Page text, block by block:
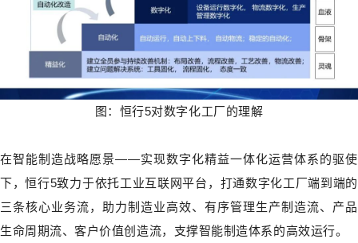
图：恒行5对数字化工厂的理解
在智能制造战略愿景——实现数字化精益一体化运营体系的驱使
下，恒行5致力于依托工业互联网平台，打通数字化工厂端到端的
三条核心业务流，助力制造业高效、有序管理生产制造流、产品
生命周期流、客户价值创造流，支撑智能制造体系的高效运行。